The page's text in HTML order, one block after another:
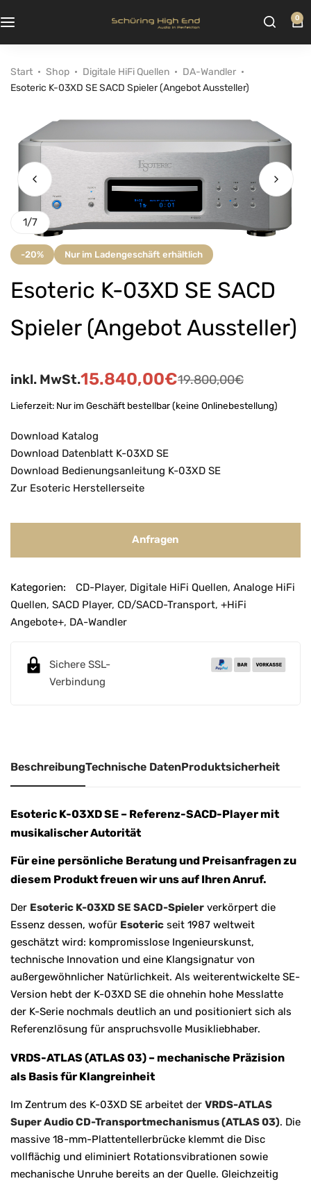
0
Start Shop Digitale HiFi Quellen
DA-Wandler
Esoteric K-03XD SE SACD Spieler (Angebot Aussteller)
1/7
-20% Nur im Ladengeschäft erhältlich
Esoteric K-03XD SE SACD
Spieler (Angebot Aussteller)
19.800,00€
15.840,00€
inkl. MwSt.
Lieferzeit: Nur im Geschäft bestellbar (keine Onlinebestellung)
Download Katalog
Download Datenblatt K-03XD SE
Download Bedienungsanleitung K-03XD SE
Zur Esoteric Herstellerseite
Anfragen
Kategorien: CD-Player, Digitale HiFi Quellen, Analoge HiFi
Quellen, SACD Player, CD/SACD-Transport, +HiFi
Angebote+, DA-Wandler
Sichere SSL-
Verbindung
BeschreibungTechnische DatenProduktsicherheit
Esoteric K-03XD SE – Referenz-SACD-Player mit
musikalischer Autorität
Für eine persönliche Beratung und Preisanfragen zu
diesem Produkt freuen wir uns auf Ihren Anruf.
Der Esoteric K-03XD SE SACD-Spieler verkörpert die
Essenz dessen, wofür Esoteric seit 1987 weltweit
geschätzt wird: kompromisslose Ingenieurskunst,
technische Innovation und eine Klangsignatur von
außergewöhnlicher Natürlichkeit. Als weiterentwickelte SE-
Version hebt der K-03XD SE die ohnehin hohe Messlatte
der K-Serie nochmals deutlich an und positioniert sich als
Referenzlösung für anspruchsvolle Musikliebhaber.
VRDS-ATLAS (ATLAS 03) – mechanische Präzision
als Basis für Klangreinheit
Im Zentrum des K-03XD SE arbeitet der VRDS-ATLAS
Super Audio CD-Transportmechanismus (ATLAS 03). Die
massive 18-mm-Plattentellerbrücke klemmt die Disc
vollflächig und eliminiert Rotationsvibrationen sowie
mechanische Unruhe bereits an der Quelle. Gleichzeitig